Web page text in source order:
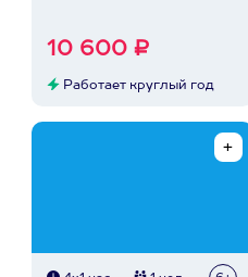
10 600 ₽
Работает круглый год